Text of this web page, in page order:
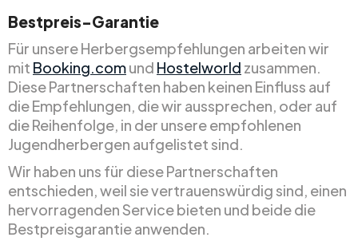
Bestpreis-Garantie
Für unsere Herbergsempfehlungen arbeiten wir
mit Booking.comund Hostelworld zusammen.
Diese Partnerschaften haben keinen Einfluss auf
die Empfehlungen, die wir aussprechen, oder auf
die Reihenfolge, in der unsere empfohlenen
Jugendherbergen aufgelistet sind.
Wir haben uns für diese Partnerschaften
entschieden, weil sie vertrauenswürdig sind, einen
hervorragenden Service bieten und beide die
Bestpreisgarantie anwenden.